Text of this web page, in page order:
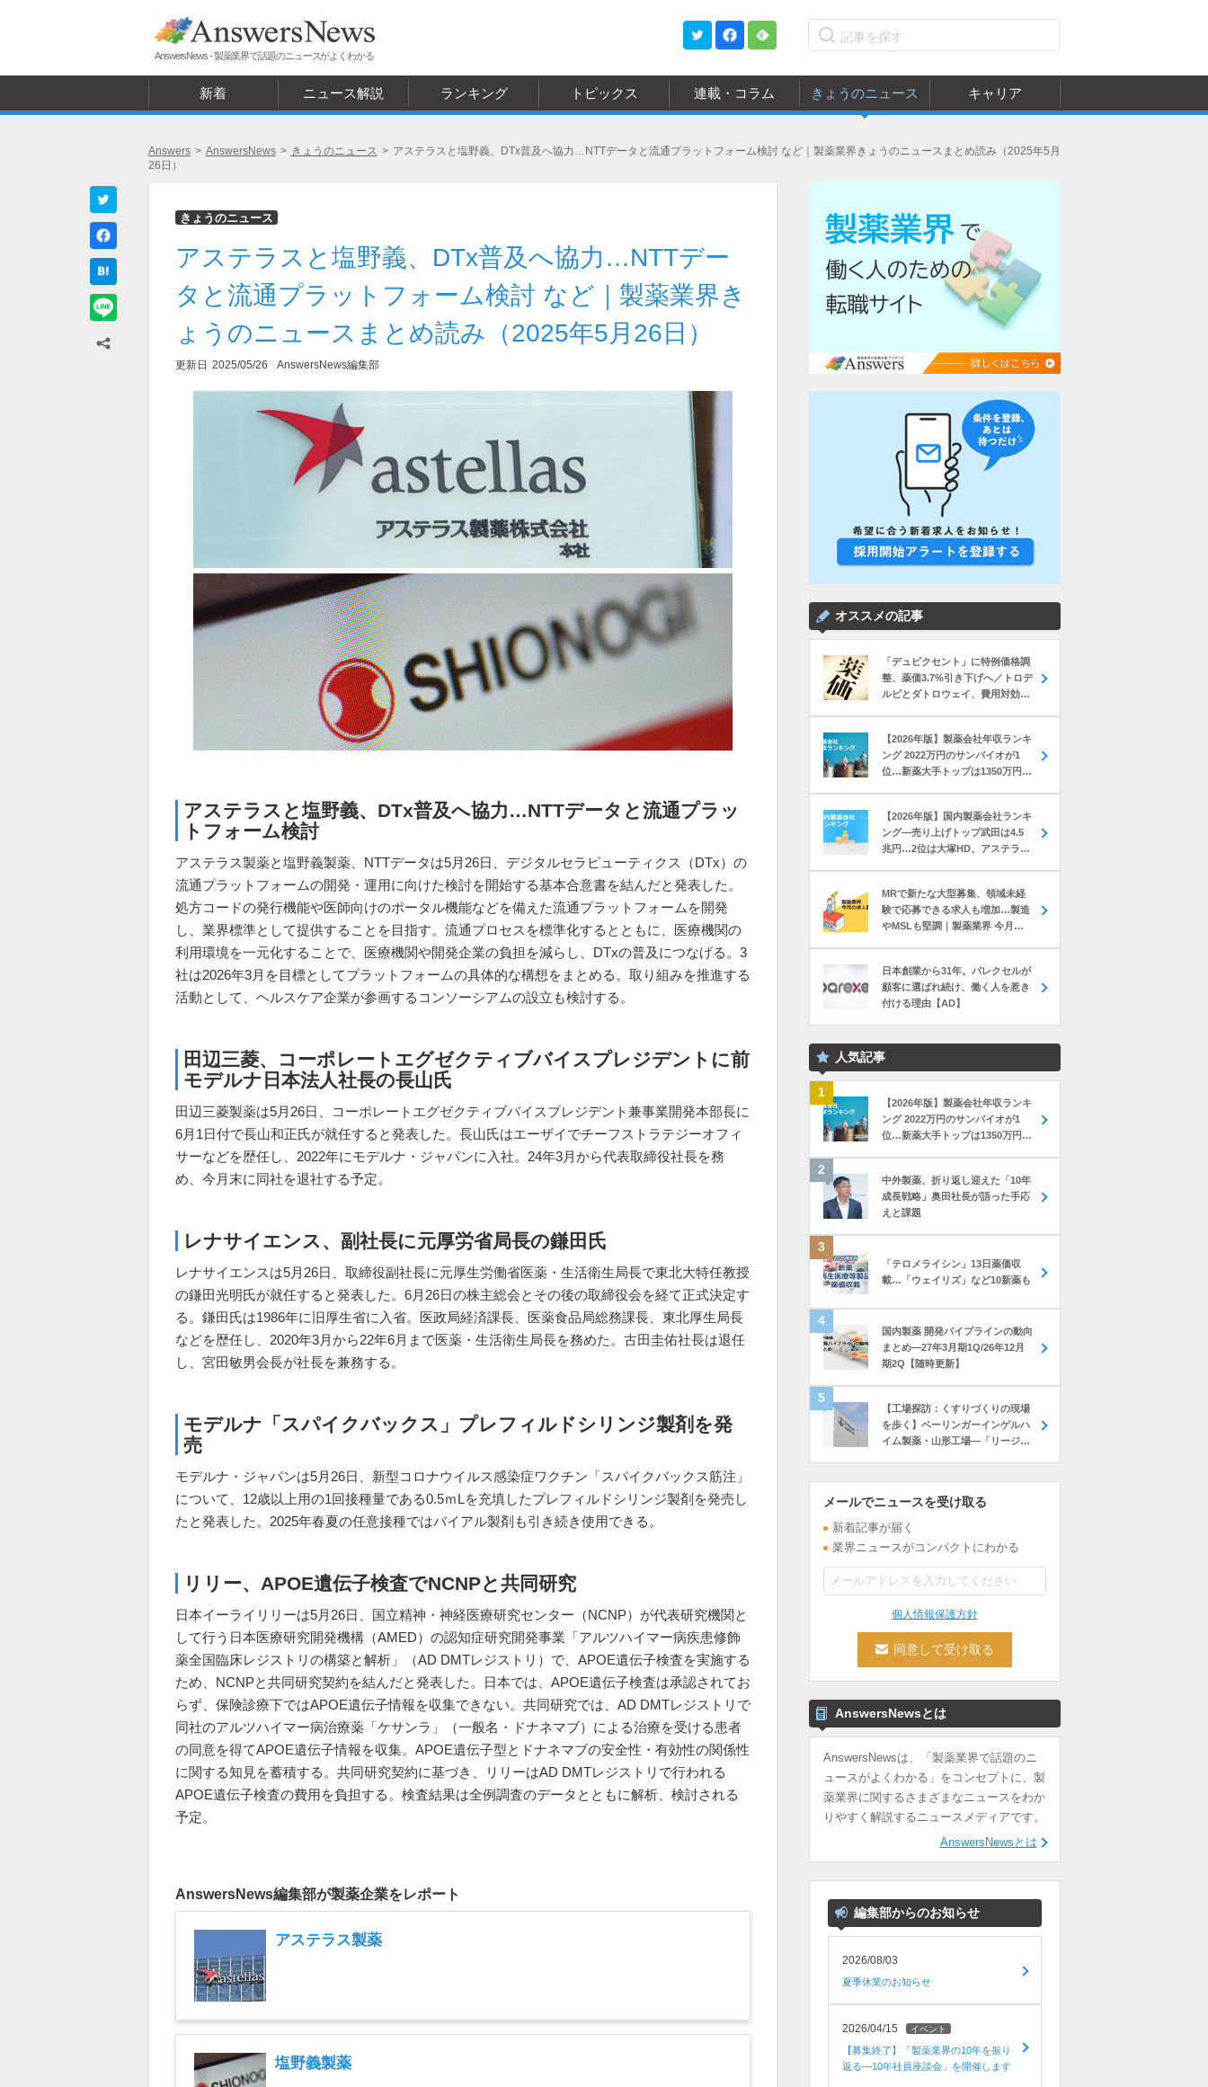
AnswersNews - 製薬業界で話題のニュースがよくわかる
新着 ニュース解説 ランキング トピックス 連載・コラム きょうのニュース キャリア
Answers > AnswersNews > きょうのニュース > アステラスと塩野義、DTx普及へ協力…NTTデータと流通プラットフォーム検討 など｜製薬業界きょうのニュースまとめ読み（2025年5月
26日）
きょうのニュース
アステラスと塩野義、DTx普及へ協力…NTTデー
タと流通プラットフォーム検討 など｜製薬業界き
ょうのニュースまとめ読み（2025年5月26日）
更新日 2025/05/26 AnswersNews編集部
アステラスと塩野義、DTx普及へ協力…NTTデータと流通プラッ
トフォーム検討
アステラス製薬と塩野義製薬、NTTデータは5月26日、デジタルセラピューティクス（DTx）の
流通プラットフォームの開発・運用に向けた検討を開始する基本合意書を結んだと発表した。
処方コードの発行機能や医師向けのポータル機能などを備えた流通プラットフォームを開発
し、業界標準として提供することを目指す。流通プロセスを標準化するとともに、医療機関の
利用環境を一元化することで、医療機関や開発企業の負担を減らし、DTxの普及につなげる。3
社は2026年3月を目標としてプラットフォームの具体的な構想をまとめる。取り組みを推進する
活動として、ヘルスケア企業が参画するコンソーシアムの設立も検討する。
田辺三菱、コーポレートエグゼクティブバイスプレジデントに前
モデルナ日本法人社長の長山氏
田辺三菱製薬は5月26日、コーポレートエグゼクティブバイスプレジデント兼事業開発本部長に
6月1日付で長山和正氏が就任すると発表した。長山氏はエーザイでチーフストラテジーオフィ
サーなどを歴任し、2022年にモデルナ・ジャパンに入社。24年3月から代表取締役社長を務
め、今月末に同社を退社する予定。
レナサイエンス、副社長に元厚労省局長の鎌田氏
レナサイエンスは5月26日、取締役副社長に元厚生労働省医薬・生活衛生局長で東北大特任教授
の鎌田光明氏が就任すると発表した。6月26日の株主総会とその後の取締役会を経て正式決定す
る。鎌田氏は1986年に旧厚生省に入省。医政局経済課長、医薬食品局総務課長、東北厚生局長
などを歴任し、2020年3月から22年6月まで医薬・生活衛生局長を務めた。古田圭佑社長は退任
し、宮田敏男会長が社長を兼務する。
モデルナ「スパイクバックス」プレフィルドシリンジ製剤を発
売
モデルナ・ジャパンは5月26日、新型コロナウイルス感染症ワクチン「スパイクバックス筋注」
について、12歳以上用の1回接種量である0.5ｍLを充填したプレフィルドシリンジ製剤を発売し
たと発表した。2025年春夏の任意接種ではバイアル製剤も引き続き使用できる。
リリー、APOE遺伝子検査でNCNPと共同研究
日本イーライリリーは5月26日、国立精神・神経医療研究センター（NCNP）が代表研究機関と
して行う日本医療研究開発機構（AMED）の認知症研究開発事業「アルツハイマー病疾患修飾
薬全国臨床レジストリの構築と解析」（AD DMTレジストリ）で、APOE遺伝子検査を実施する
ため、NCNPと共同研究契約を結んだと発表した。日本では、APOE遺伝子検査は承認されてお
らず、保険診療下ではAPOE遺伝子情報を収集できない。共同研究では、AD DMTレジストリで
同社のアルツハイマー病治療薬「ケサンラ」（一般名・ドナネマブ）による治療を受ける患者
の同意を得てAPOE遺伝子情報を収集。APOE遺伝子型とドナネマブの安全性・有効性の関係性
に関する知見を蓄積する。共同研究契約に基づき、リリーはAD DMTレジストリで行われる
APOE遺伝子検査の費用を負担する。検査結果は全例調査のデータとともに解析、検討される
予定。
AnswersNews編集部が製薬企業をレポート
アステラス製薬
塩野義製薬
オススメの記事
「デュピクセント」に特例価格調
整、薬価3.7%引き下げへ／トロデ
ルビとダトロウェイ、費用対効果
（2026年8月5日）
【2026年版】製薬会社年収ランキ
ング 2022万円のサンバイオが1
位…新薬大手トップは1350万円の
【2026年版】国内製薬会社ランキ
ング―売り上げトップ武田は4.5
兆円…2位は大塚HD、アステラス
MRで新たな大型募集、領域未経
験で応募できる求人も増加…製造
やMSLも堅調｜製薬業界 今月の
日本創業から31年。パレクセルが
顧客に選ばれ続け、働く人を惹き
付ける理由【AD】
人気記事
【2026年版】製薬会社年収ランキ
ング 2022万円のサンバイオが1
位…新薬大手トップは1350万円の
中外製薬、折り返し迎えた「10年
成長戦略」奥田社長が語った手応
えと課題
「テロメライシン」13日薬価収
載…「ウェイリズ」など10新薬も
国内製薬 開発パイプラインの動向
まとめ―27年3月期1Q/26年12月
期2Q【随時更新】
【工場探訪：くすりづくりの現場
を歩く】ベーリンガーインゲルハ
イム製薬・山形工場―「リージョ
メールでニュースを受け取る
新着記事が届く
業界ニュースがコンパクトにわかる
個人情報保護方針
AnswersNewsとは
AnswersNewsは、「製薬業界で話題のニ
ュースがよくわかる」をコンセプトに、製
薬業界に関するさまざまなニュースをわか
りやすく解説するニュースメディアです。
AnswersNewsとは
編集部からのお知らせ
2026/08/03
夏季休業のお知らせ
2026/04/15 イベント
【募集終了】「製薬業界の10年を振り
返る―10年社員座談会」を開催します